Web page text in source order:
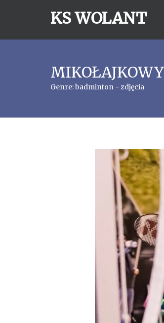
KS WOLANT
Genre:badminton - zdjęcia